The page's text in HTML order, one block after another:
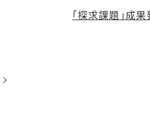
「探求課題」成
›次へ